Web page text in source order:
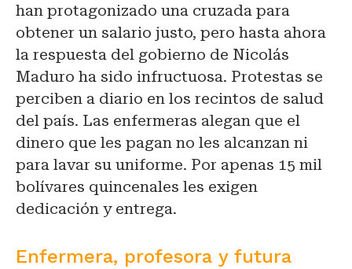
han protagonizado una cruzada para
obtener un salario justo, pero hasta ahora
la respuesta del gobierno de Nicolás
Maduro ha sido infructuosa. Protestas se
perciben a diario en los recintos de salud
del país. Las enfermeras alegan que el
dinero que les pagan no les alcanzan ni
para lavar su uniforme. Por apenas 15 mil
bolívares quincenales les exigen
dedicación y entrega.
Enfermera, profesora y futura